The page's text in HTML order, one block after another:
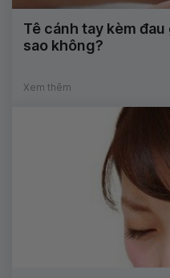
Tê cánh tay kèm
sao không?
Xem thêm